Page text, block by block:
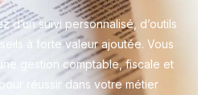
d’un suivi personnalisé, d’outils
à forte valeur ajoutée. Vous
gestion comptable, fiscale et
réussir dans votre métier